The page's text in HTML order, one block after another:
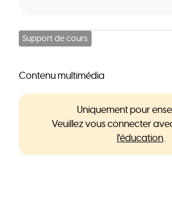
Support de cours
Contenu multimédia
Uniquement pour
Veuillez vous connecter
l'éducation.